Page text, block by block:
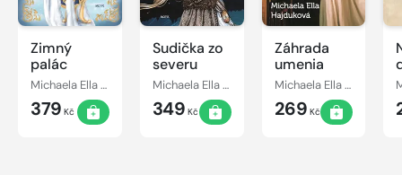
Zimný
palác
Michaela Ella Hajduková
379 Kč
Sudička zo
severu
Michaela Ella Hajduková
349 Kč
Záhrada
umenia
Michaela Ella Hajduková
269 Kč